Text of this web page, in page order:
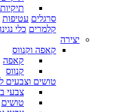
סרגלים עטיפות
קלמרים כלי
יצירה
קאפה וקנווס
קאפה
קנווס
טושים וצבעים
צבעי
טושים